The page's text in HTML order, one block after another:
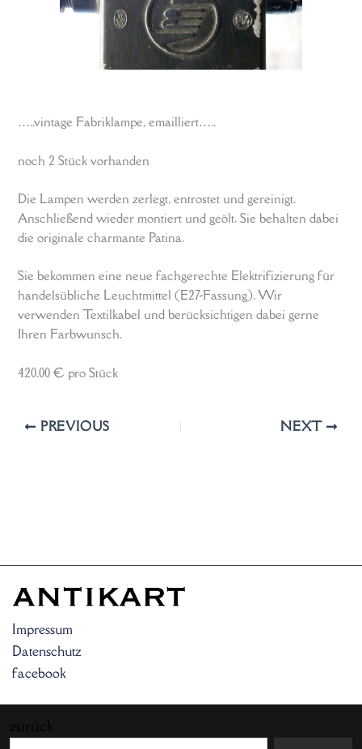
…..vintage Fabriklampe, emailliert…..
noch 2 Stück vorhanden
Die Lampen werden zerlegt, entrostet und gereinigt.
Anschließend wieder montiert und geölt. Sie behalten dabei
die originale charmante Patina.
Sie bekommen eine neue fachgerechte Elektrifizierung für
handelsübliche Leuchtmittel (E27-Fassung). Wir
verwenden Textilkabel und berücksichtigen dabei gerne
Ihren Farbwunsch.
420.00 € pro Stück
PREVIOUS NEXT
Impressum
Datenschutz
facebook